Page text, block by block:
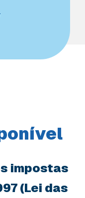
impostas
(Lei das